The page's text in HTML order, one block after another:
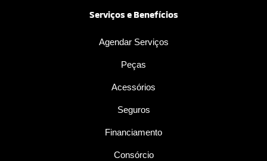
Serviços e Benefícios
Agendar Serviços
Peças
Acessórios
Seguros
Financiamento
Consórcio